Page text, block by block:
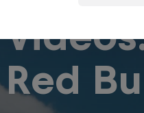
Red